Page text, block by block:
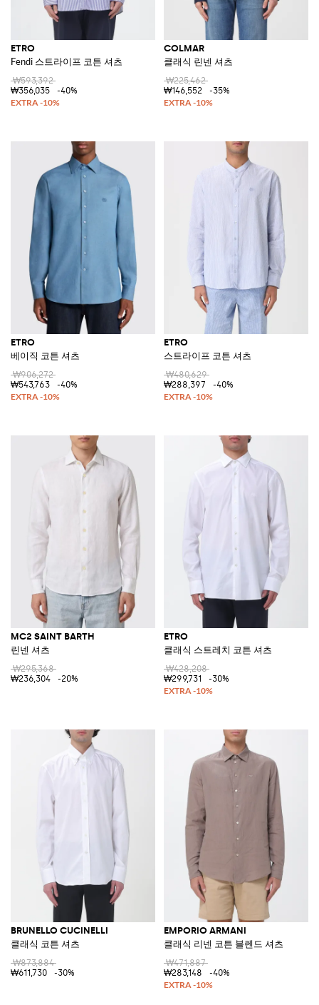
ETRO
Fendi 스트라이프 코튼 셔츠
₩593,392
₩356,035
-40%
COLMAR
클래식 린넨 셔츠
₩225,462
₩146,552
-35%
ETRO
베이직 코튼 셔츠
₩906,272
₩543,763
-40%
ETRO
스트라이프 코튼 셔츠
₩480,629
₩288,397
-40%
MC2 SAINT BARTH
린넨 셔츠
₩295,368
₩236,304
-20%
ETRO
클래식 스트레치 코튼 셔츠
₩428,208
₩299,731
-30%
BRUNELLO CUCINELLI
클래식 코튼 셔츠
₩873,884
₩611,730
-30%
EMPORIO ARMANI
클래식 리넨 코튼 블렌드 셔츠
₩471,887
₩283,148
-40%